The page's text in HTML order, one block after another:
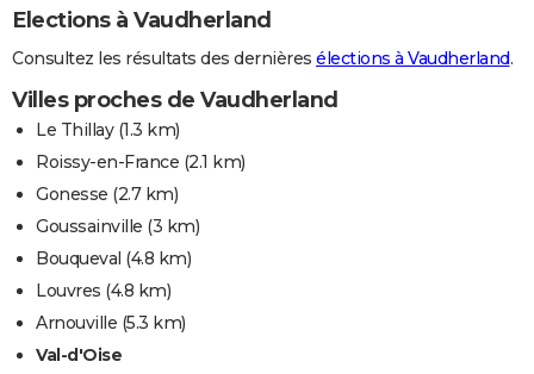
Elections à Vaudherland
Consultez les résultats des dernières élections à Vaudherland.
Villes proches de Vaudherland
Le Thillay(1.3 km)
Roissy-en-France (2.1 km)
Gonesse (2.7 km)
Goussainville (3 km)
Bouqueval (4.8 km)
Louvres (4.8 km)
Arnouville (5.3 km)
Val-d'Oise